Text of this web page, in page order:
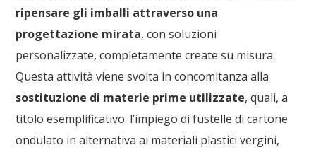
ripensare gli imballi attraverso una
progettazione mirata, con soluzioni
personalizzate, completamente create su misura.
Questa attività viene svolta in concomitanza alla
sostituzione di materie prime utilizzate, quali, a
titolo esemplificativo: l’impiego di fustelle di cartone
ondulato in alternativa ai materiali plastici vergini,